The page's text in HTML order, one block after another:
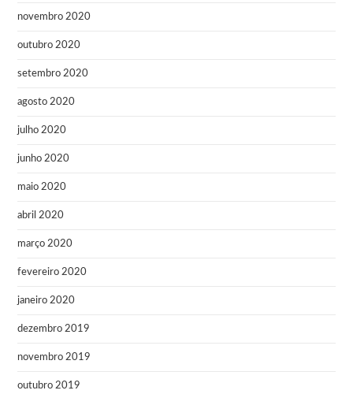
novembro 2020
outubro 2020
setembro 2020
agosto 2020
julho 2020
junho 2020
maio 2020
abril 2020
março 2020
fevereiro 2020
janeiro 2020
dezembro 2019
novembro 2019
outubro 2019